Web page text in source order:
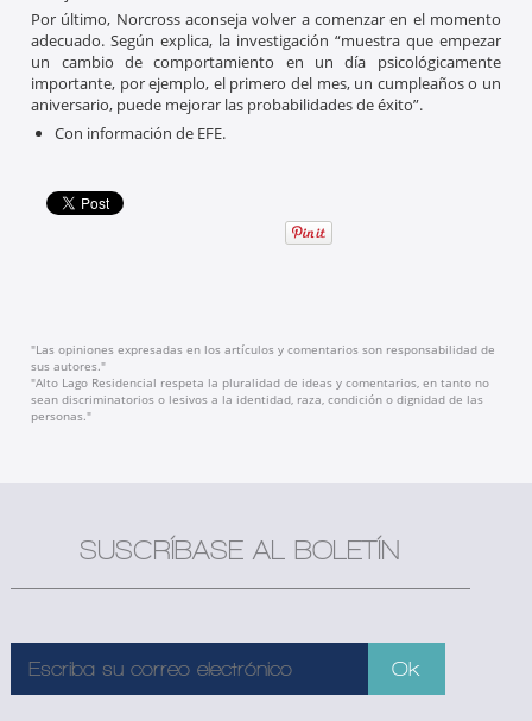
Por último, Norcross aconseja volver a comenzar en el momento
adecuado. Según explica, la investigación “muestra que empezar
un cambio de comportamiento en un día psicológicamente
importante, por ejemplo, el primero del mes, un cumpleaños o un
aniversario, puede mejorar las probabilidades de éxito”.
Con información de EFE.
"Las opiniones expresadas en los artículos y comentarios son responsabilidad de
sus autores."
"Alto Lago Residencial respeta la pluralidad de ideas y comentarios, en tanto no
sean discriminatorios o lesivos a la identidad, raza, condición o dignidad de las
personas."
SUSCRÍBASE AL BOLETÍN